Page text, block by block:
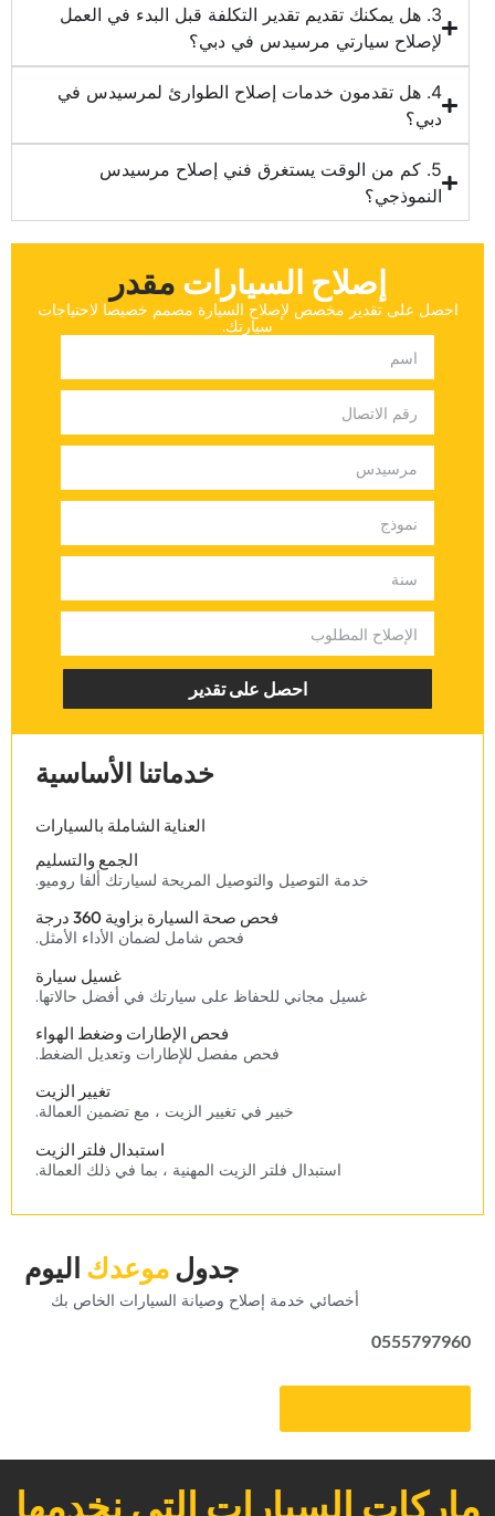
3. هل يمكنك تقديم تقدير التكلفة قبل البدء في العمل
لإصلاح سيارتي مرسيدس في دبي؟
4. هل تقدمون خدمات إصلاح الطوارئ لمرسيدس في
دبي؟
5. كم من الوقت يستغرق فني إصلاح مرسيدس
النموذجي؟
إصلاح السيارات ‏مقدر‏
‏احصل على تقدير مخصص لإصلاح السيارة مصمم خصيصا لاحتياجات
سيارتك.‏
‏احصل على تقدير‏
‏خدماتنا الأساسية‏
‏العناية الشاملة بالسيارات‏
الجمع والتسليم
‏خدمة التوصيل والتوصيل المريحة لسيارتك ألفا روميو.‏
‏فحص صحة السيارة بزاوية 360 درجة‏
‏فحص شامل لضمان الأداء الأمثل.‏
غسيل سيارة
‏غسيل مجاني للحفاظ على سيارتك في أفضل حالاتها.‏
‏فحص الإطارات وضغط الهواء‏
‏فحص مفصل للإطارات وتعديل الضغط.‏
‏تغيير الزيت‏
‏خبير في تغيير الزيت ، مع تضمين العمالة.‏
‏استبدال فلتر الزيت‏
‏استبدال فلتر الزيت المهنية ، بما في ذلك العمالة.‏
‏جدول‏‏موعدك‏ ‏اليوم‏
‏أخصائي خدمة إصلاح وصيانة السيارات الخاص بك‏
0555797960
ماركات السيارات التي نخدمها